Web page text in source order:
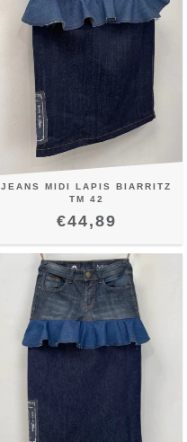
JEANS MIDI LAPIS BIARRITZ
TM 42
€44,89